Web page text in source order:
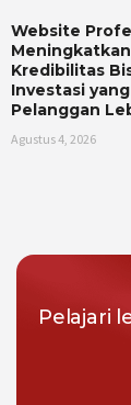
Website
Meningkatkan
Kredibilitas
Investasi
Pelanggan
Agustus 4, 2026
Pelajari